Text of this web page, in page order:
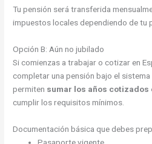
Tu pensión será transferida
impuestos locales dependiendo de tu
Opción B: Aún no jubilado
Si comienzas a trabajar o cotizar en
completar una pensión bajo el
permiten sumar los años cotizados
cumplir los requisitos mínimos.
Documentación básica que debes
Pasaporte vigente.